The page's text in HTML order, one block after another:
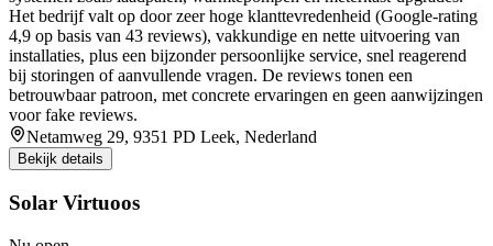
Het bedrijf valt op door zeer hoge klanttevredenheid (Google-rating
4,9 op basis van 43 reviews), vakkundige en nette uitvoering van
installaties, plus een bijzonder persoonlijke service, snel reagerend
bij storingen of aanvullende vragen. De reviews tonen een
betrouwbaar patroon, met concrete ervaringen en geen aanwijzingen
voor fake reviews.
Netamweg 29, 9351 PD Leek, Nederland
Bekijk details
Solar Virtuoos